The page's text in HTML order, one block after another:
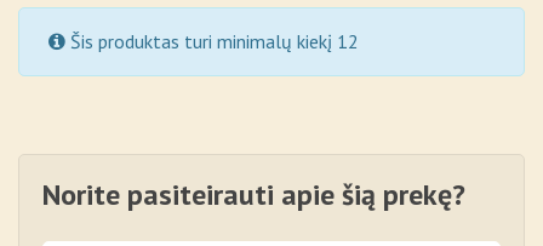
Šis produktas turi minimalų kiekį 12
Norite pasiteirauti apie šią prekę?